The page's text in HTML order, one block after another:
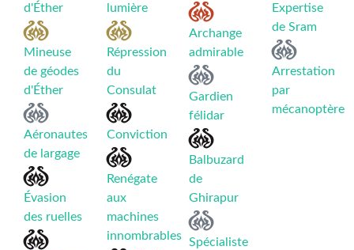
d'Éther
Mineuse
de géodes
d'Éther
Aéronautes
de largage
Évasion
des ruelles
lumière
Répression
du
Consulat
Conviction
Renégate
aux
machines
innombrables
Archange
admirable
Gardien
félidar
Balbuzard
de
Ghirapur
Spécialiste
Expertise
de Sram
Arrestation
par
mécanoptère